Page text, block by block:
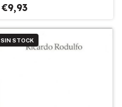
€9,93
SIN STOCK